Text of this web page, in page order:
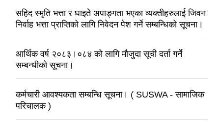
सहिद स्मृति भत्ता र घाइते अपाङ्गता भएका व्यक्तीहरुलाई जिवन
निर्वाह भत्ता प्राप्तिको लागि निवेदन पेश गर्ने सम्बन्धिको सूचना।
आर्थिक वर्ष २०८३।०८४ को लागि मौजुदा सूची दर्ता गर्ने
सम्बन्धीको सूचना।
कर्मचारी आवश्यकता सम्बन्धि सूचना। ( SUSWA - सामाजिक
परिचालक )